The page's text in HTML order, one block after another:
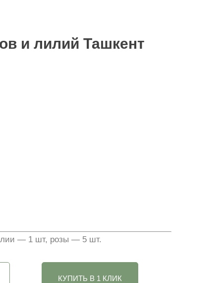
и лилий Ташкент
— 1 шт, розы — 5 шт.
КУПИТЬ В 1 КЛИК